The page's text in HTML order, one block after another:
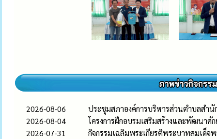
2026-08-06
ประชุมสภาองค์การบริหารส่วนตำบลสำ
2026-08-04
โครงการฝึกอบรมเสริมสร้างและพัฒนา
2026-07-31
กิจกรรมเฉลิมพระเกียรติพระบาทสมเด็จ